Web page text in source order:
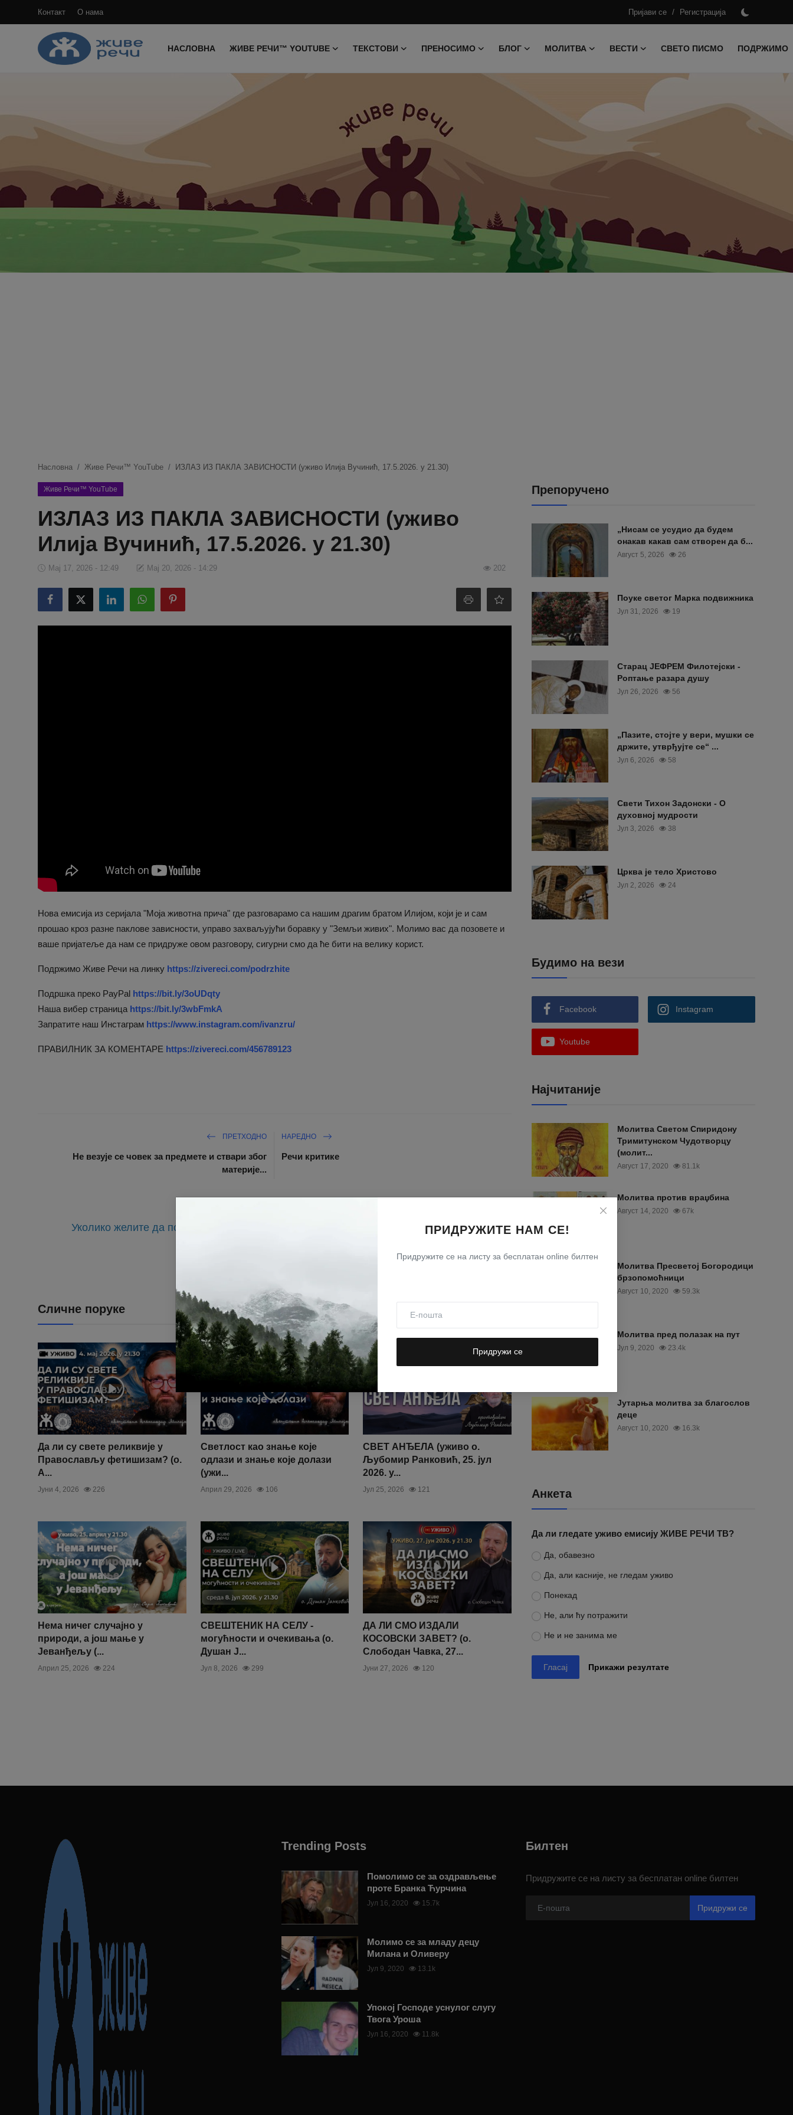
Контакт О нама Пријави се / Регистрација
НАСЛОВНА ЖИВЕ РЕЧИ™ YOUTUBE ТЕКСТОВИ ПРЕНОСИМО БЛОГ МОЛИТВА ВЕСТИ СВЕТО ПИСМО
ПОДРЖИМО
Пријави
Контакт
О нама
Живе Речи™ YouTube
ПРИДРУЖИТЕ НАМ СЕ!
Придружите се на листу за бесплатан online билтен
Придружи се
Насловна Живе Речи™ YouTube ИЗЛАЗ ИЗ ПАКЛА ЗАВИСНОСТИ (уживо Илија Вучинић, 17.5.2026. у 21.30)
Живе Речи™ YouTube
ИЗЛАЗ ИЗ ПАКЛА ЗАВИСНОСТИ (уживо
Илија Вучинић, 17.5.2026. у 21.30)
Мај 17, 2026 - 12:49 Мај 20, 2026 - 14:29 202
Нова емисија из серијала "Моја животна прича" где разговарамо са нашим драгим братом Илијом, који је и сам
прошао кроз разне паклове зависности, управо захваљујући боравку у "Земљи живих". Молимо вас да позовете и
ваше пријатеље да нам се придруже овом разговору, сигурни смо да ће бити на велику корист.
Подржимо Живе Речи на линку https://zivereci.com/podrzhite
Подршка преко PayPal https://bit.ly/3oUDqty
Наша вибер страница https://bit.ly/3wbFmkA
Запратите наш Инстаграм https://www.instagram.com/ivanzru/
ПРАВИЛНИК ЗА КОМЕНТАРЕ https://zivereci.com/456789123
ПРЕТХОДНО
Не везује се човек за предмете и ствари због
материје...
НАРЕДНО
Речи критике
Уколико желите да подржите мисионарски рад Живих Речи, то можете учинити на
Хвала Вам!
Сличне поруке
Да ли су свете реликвије у
Православљу фетишизам? (о.
А...
Јуни 4, 2026 226
Светлост као знање које
одлази и знање које долази
(ужи...
Април 29, 2026 106
СВЕТ АНЂЕЛА (уживо о.
Љубомир Ранковић, 25. јул
2026. у...
Јул 25, 2026 121
Нема ничег случајно у
природи, а још мање у
Јеванђељу (...
Април 25, 2026 224
СВЕШТЕНИК НА СЕЛУ -
могућности и очекивања (о.
Душан Ј...
Јул 8, 2026 299
ДА ЛИ СМО ИЗДАЛИ
КОСОВСКИ ЗАВЕТ? (о.
Слободан Чавка, 27...
Јуни 27, 2026 120
Препоручено
„Нисам се усудио да будем
онакав какав сам створен да б...
Август 5, 2026 26
Поуке светог Марка подвижника
Јул 31, 2026 19
Старац ЈЕФРЕМ Филотејски -
Роптање разара душу
Јул 26, 2026 56
„Пазите, стојте у вери, мушки се
држите, утврђујте се“ ...
Јул 6, 2026 58
Свети Тихон Задонски - О
духовној мудрости
Јул 3, 2026 38
Црква је тело Христово
Јул 2, 2026 24
Будимо на вези
Facebook Instagram
Youtube
Најчитаније
Moлитва Светом Спиридону
Тримитунском Чудотворцу
(молит...
Август 17, 2020 81.1k
Молитва против враџбина
Август 14, 2020 67k
Молитва Пресветој Богородици
брзопомоћници
Август 10, 2020 59.3k
Молитва пред полазак на пут
Јул 9, 2020 23.4k
Јутарња молитва за благослов
деце
Август 10, 2020 16.3k
Анкета
Да ли гледате уживо емисију ЖИВЕ РЕЧИ ТВ?
Да, обавезно
Да, али касније, не гледам уживо
Понекад
Не, али ћу потражити
Не и не занима ме
Гласај Прикажи резултате
Trending Posts
Помолимо се за оздрављење
проте Бранка Ћурчина
Јул 16, 2020 15.7k
Молимо се за младу децу
Милана и Оливеру
Јул 9, 2020 13.1k
Упокој Господе уснулог слугу
Твога Уроша
Јул 16, 2020 11.8k
Билтен
Придружите се на листу за бесплатан online билтен
Придружи се